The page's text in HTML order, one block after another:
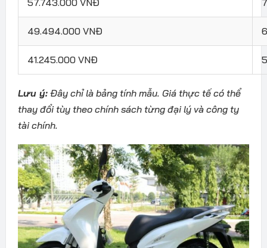
49.494.000 VNĐ
41.245.000 VNĐ
Lưu ý:Đây chỉ là bảng tính mẫu. Giá thực tế có thể
thay đổi tùy theo chính sách từng đại lý và công ty
tài chính.